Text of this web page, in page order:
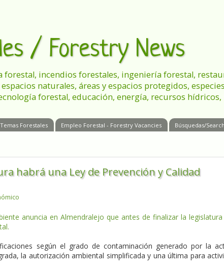
/ Forestry News
incendios forestales, ingeniería forestal,
naturales, áreas y espacios protegidos,
forestal, educación, energía, recursos
Temas Forestales Empleo Forestal - Forestry Vacancies Búsquedas/Search
habrá una Ley de Prevención y Calidad
anuncia en Almendralejo que antes de finalizar la legislatura
.
según el grado de contaminación generado por la
la autorización ambiental simplificada y una última para